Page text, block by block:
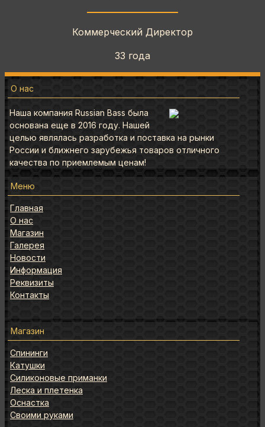
Коммерческий Директор
33 года
О нас
Наша компания Russian Bass была
основана еще в 2016 году. Нашей
целью являлась разработка и поставка на рынки
России и ближнего зарубежья товаров отличного
качества по приемлемым ценам!
Меню
Главная
О нас
Магазин
Галерея
Новости
Информация
Реквизиты
Контакты
Магазин
Спининги
Катушки
Силиконовые приманки
Леска и плетенка
Оснастка
Своими руками